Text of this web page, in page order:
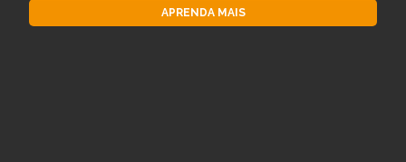
APRENDA MAIS